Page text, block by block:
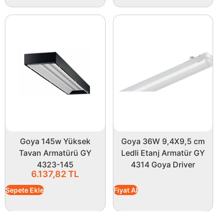
Goya 145w Yüksek
Tavan Armatürü GY
4323-145
6.137,82TL
Sepete Ekle
Goya 36W 9,4X9,5 cm
Ledli Etanj Armatür GY
4314 Goya Driver
Fiyat Al